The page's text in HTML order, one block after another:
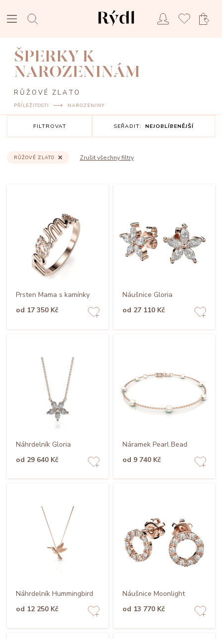
ŠPERKY K
NAROZENINÁM
RŮŽOVÉ ZLATO
PŘÍLEŽITOSTI NAROZENINY
FILTROVAT SEŘADIT: NEJOBLÍBENĚJŠÍ
Zrušit všechny filtry
RŮŽOVÉ ZLATO
Prsten Mama s kamínky
od 17 350 Kč
Náušnice Gloria
od 27 110 Kč
Náhrdelník Gloria
od 29 640 Kč
Náramek Pearl Bead
od 9 740 Kč
Náhrdelník Hummingbird
od 12 250 Kč
Náušnice Moonlight
od 13 770 Kč